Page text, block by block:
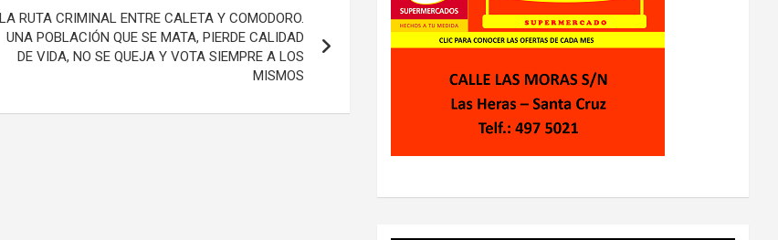
LA RUTA CRIMINAL ENTRE CALETA Y COMODORO.
UNA POBLACIÓN QUE SE MATA, PIERDE CALIDAD
DE VIDA, NO SE QUEJA Y VOTA SIEMPRE A LOS
MISMOS